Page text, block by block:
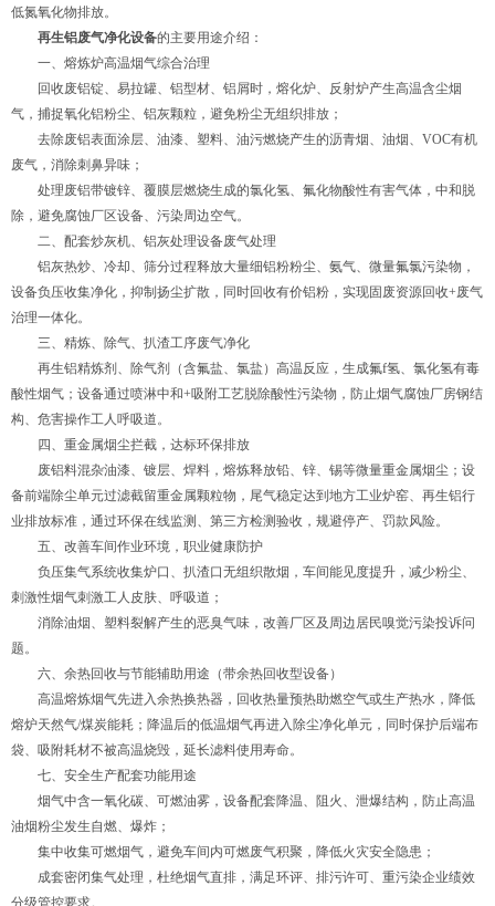
低氮氧化物排放。
再生铝废气净化设备的主要用途介绍：
一、熔炼炉高温烟气综合治理
回收废铝锭、易拉罐、铝型材、铝屑时，熔化炉、反射炉产生高温含尘烟
气，捕捉氧化铝粉尘、铝灰颗粒，避免粉尘无组织排放；
去除废铝表面涂层、油漆、塑料、油污燃烧产生的沥青烟、油烟、VOC有机
废气，消除刺鼻异味；
处理废铝带镀锌、覆膜层燃烧生成的氯化氢、氟化物酸性有害气体，中和脱
除，避免腐蚀厂区设备、污染周边空气。
二、配套炒灰机、铝灰处理设备废气处理
铝灰热炒、冷却、筛分过程释放大量细铝粉粉尘、氨气、微量氟氯污染物，
设备负压收集净化，抑制扬尘扩散，同时回收有价铝粉，实现固废资源回收+废气
治理一体化。
三、精炼、除气、扒渣工序废气净化
再生铝精炼剂、除气剂（含氟盐、氯盐）高温反应，生成氟f氢、氯化氢有毒
酸性烟气；设备通过喷淋中和+吸附工艺脱除酸性污染物，防止烟气腐蚀厂房钢结
构、危害操作工人呼吸道。
四、重金属烟尘拦截，达标环保排放
废铝料混杂油漆、镀层、焊料，熔炼释放铅、锌、锡等微量重金属烟尘；设
备前端除尘单元过滤截留重金属颗粒物，尾气稳定达到地方工业炉窑、再生铝行
业排放标准，通过环保在线监测、第三方检测验收，规避停产、罚款风险。
五、改善车间作业环境，职业健康防护
负压集气系统收集炉口、扒渣口无组织散烟，车间能见度提升，减少粉尘、
刺激性烟气刺激工人皮肤、呼吸道；
消除油烟、塑料裂解产生的恶臭气味，改善厂区及周边居民嗅觉污染投诉问
题。
六、余热回收与节能辅助用途（带余热回收型设备）
高温熔炼烟气先进入余热换热器，回收热量预热助燃空气或生产热水，降低
熔炉天然气/煤炭能耗；降温后的低温烟气再进入除尘净化单元，同时保护后端布
袋、吸附耗材不被高温烧毁，延长滤料使用寿命。
七、安全生产配套功能用途
烟气中含一氧化碳、可燃油雾，设备配套降温、阻火、泄爆结构，防止高温
油烟粉尘发生自燃、爆炸；
集中收集可燃烟气，避免车间内可燃废气积聚，降低火灾安全隐患；
成套密闭集气处理，杜绝烟气直排，满足环评、排污许可、重污染企业绩效
分级管控要求。